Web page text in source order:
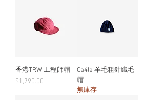
香港TRW 工程師帽
價格
$1,790.00
Ca4la 羊毛粗針織毛
帽
無庫存